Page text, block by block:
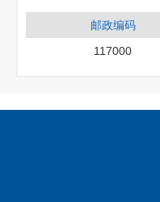
邮政编码
117000